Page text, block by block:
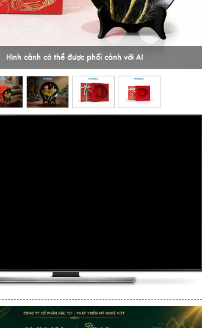
Hình cảnh có thể được phối cảnh với AI